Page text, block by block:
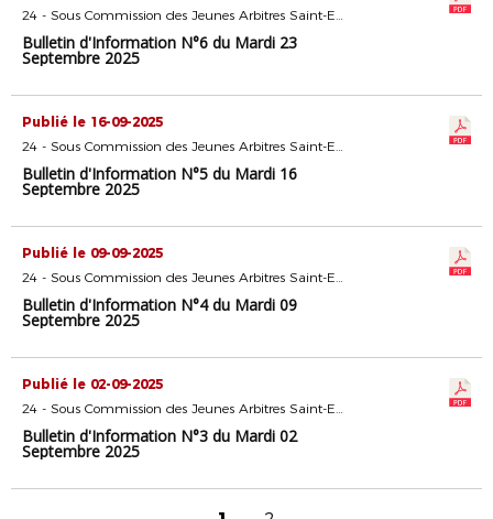
24 - Sous Commission des Jeunes Arbitres Saint-Etienne
Bulletin d'Information N°6 du Mardi 23
Septembre 2025
Publié le 16-09-2025
24 - Sous Commission des Jeunes Arbitres Saint-Etienne
Bulletin d'Information N°5 du Mardi 16
Septembre 2025
Publié le 09-09-2025
24 - Sous Commission des Jeunes Arbitres Saint-Etienne
Bulletin d'Information N°4 du Mardi 09
Septembre 2025
Publié le 02-09-2025
24 - Sous Commission des Jeunes Arbitres Saint-Etienne
Bulletin d'Information N°3 du Mardi 02
Septembre 2025